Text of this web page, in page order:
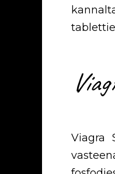
Viagra